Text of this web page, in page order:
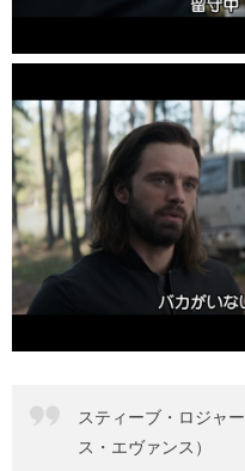
スティーブ・ロジャ
ス・エヴァンス）